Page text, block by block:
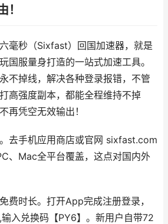
！
毫秒（Sixfast）回国加速器，就是
国服量身打造的一站式加速工具。
不掉线，解决各种登录报错，不管
高强度副本，都能全程维持不掉
再凭空无效输出！
去手机应用商店或官网 sixfast.com
、Mac全平台覆盖，这点对国内外
费时长。打开App完成注册登录，
入兑换码【PY6】。新用户自带72